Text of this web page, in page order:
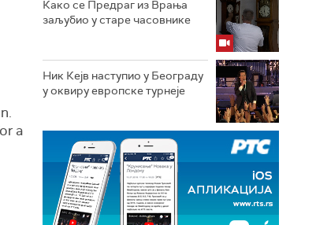
a
Како се Предраг из Врања
заљубио у старе часовнике
Ник Кејв наступио у Београду
у оквиру европске турнеје